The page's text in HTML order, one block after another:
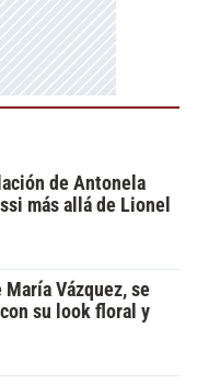
de Antonela
más allá de Lionel
María Vázquez, se
su look floral y